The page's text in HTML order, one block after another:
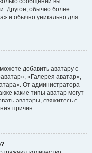
сообщений вы
Другое, обычно более
и обычно уникально для
добавить аватару с
«Галерея аватар»,
От администратора
какие типы аватар могут
аватары, свяжитесь с
причин.